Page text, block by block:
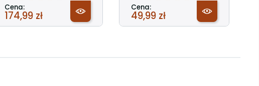
Cena:
174,99 zł
Cena:
49,99 zł